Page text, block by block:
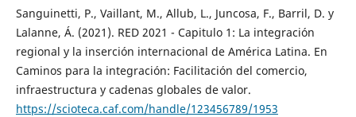
Sanguinetti, P., Vaillant, M., Allub, L., Juncosa, F., Barril, D. y
Lalanne, Á. (2021). RED 2021 - Capitulo 1: La integración
regional y la inserción internacional de América Latina. En
Caminos para la integración: Facilitación del comercio,
infraestructura y cadenas globales de valor.
https://scioteca.caf.com/handle/123456789/1953